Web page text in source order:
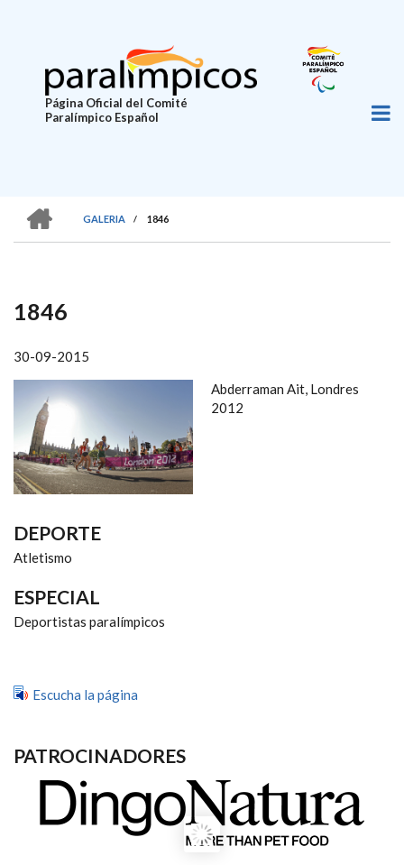
principal
Página Oficial del Comité
Paralímpico Español
SOBRESCRIBIR
DE
AYUDA
A
LA
NAVEGACIÓN
GALERIA
/ 1846
1846
30-09-2015
Abderraman Ait, Londres
2012
DEPORTE
Atletismo
ESPECIAL
Deportistas paralímpicos
Escucha la página
PATROCINADORES